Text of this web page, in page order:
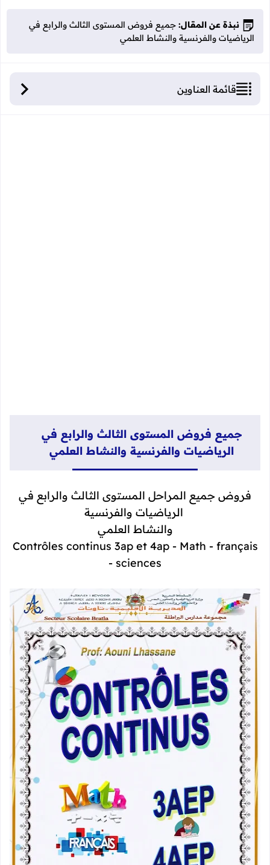
نبذة عن المقال: جميع فروض المستوى الثالث والرابع في
الرياضيات والفرنسية والنشاط العلمي
قائمة العناوين
جميع فروض المستوى الثالث والرابع في
الرياضيات والفرنسية والنشاط العلمي
فروض جميع المراحل المستوى الثالث والرابع في
والنشاط العلمي
Contrôles continus 3ap et 4ap - Math - français
- sciences